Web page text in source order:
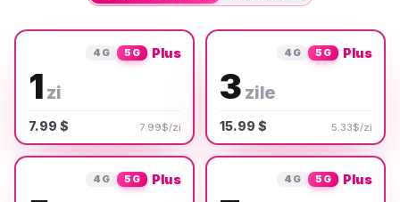
4G 5G Plus
1 zi
7.99 $ 7.99$/zi
4G 5G Plus
3 zile
15.99 $ 5.33$/zi
4G 5G Plus 4G 5G Plus